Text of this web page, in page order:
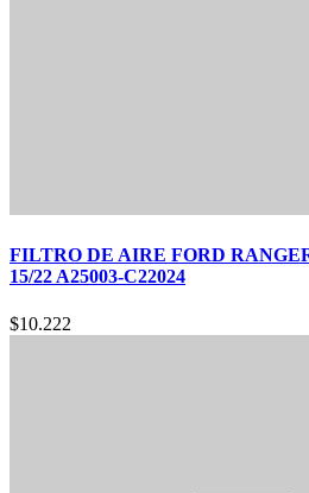
FILTRO DE AIRE FORD
15/22 A25003-C22024
$10.222